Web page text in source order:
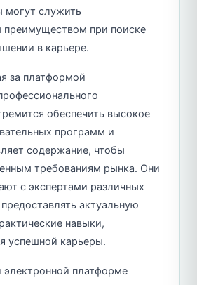
могут служить
преимуществом при поиске
в карьере.
за платформой
обеспечить высокое
программ и
содержание, чтобы
требованиям рынка. Они
с экспертами различных
актуальную
навыки,
успешной карьеры.
электронной платформе